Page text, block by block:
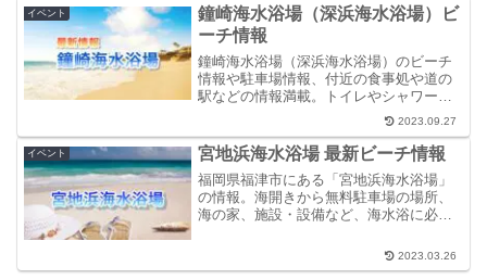
イベント
鐘崎海水浴場（深浜海水浴場）ビ
ーチ情報
鐘崎海水浴場（深浜海水浴場）のビーチ
情報や駐車場情報、付近の食事処や道の
駅などの情報満載。トイレやシャワー、
海の家のの有無も網羅。ぜひ、お出かけ
2023.09.27
イベント 宮地浜海水浴場 最新ビーチ情報
福岡県福津市にある「宮地浜海水浴場」
の情報。海開きから無料駐車場の場所、
海の家、施設・設備など、海水浴に必要
す。ぜひ、お出かけ前の確認用に。2023.03.26